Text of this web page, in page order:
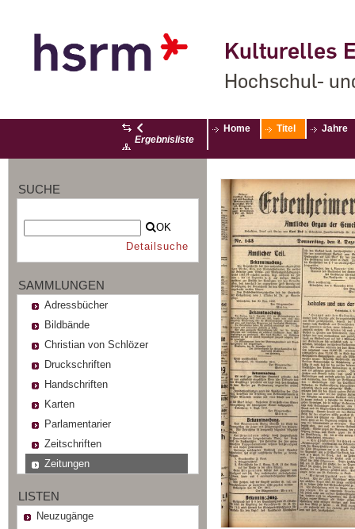
Kulturelles
Hochschul-
Ergebnisliste
Home Titel Jahre
SUCHE
OK
Detailsuche
SAMMLUNGEN
Adressbücher
Bildbände
Christian von Schlözer
Druckschriften
Handschriften
Karten
Parlamentarier
Zeitschriften
Zeitungen
LISTEN
Neuzugänge